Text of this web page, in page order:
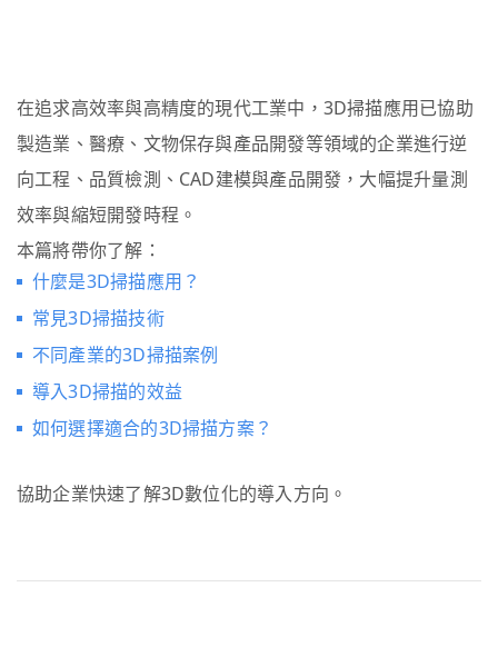
在追求高效率與高精度的現代工業中，3D掃描應用已協助
製造業、醫療、文物保存與產品開發等領域的企業進行逆
向工程、品質檢測、CAD建模與產品開發，大幅提升量測
效率與縮短開發時程。
本篇將帶你了解：
什麼是3D掃描應用？
常見3D掃描技術
不同產業的3D掃描案例
導入3D掃描的效益
如何選擇適合的3D掃描方案？
協助企業快速了解3D數位化的導入方向。